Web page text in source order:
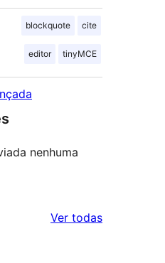
blockquote cite
editor tinyMCE
nenhuma
Ver todasavaliações